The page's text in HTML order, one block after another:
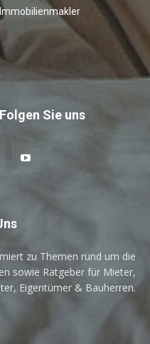
Sie uns
zu Themen rund um die
sowie Ratgeber für Mieter,
Eigentümer & Bauherren.